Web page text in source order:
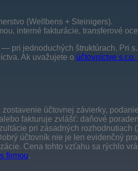
(Wellbens + Steinigers).
interné fakturácie, transferové
pri jednoduchých štruktúrach. Pri
Ak uvažujete o účtovníctve
účtovnej závierky,
fakturuje zvlášť: daňové
pri zásadných rozhodnutiach
účtovník nie je len evidenčný
Cena tohto vzťahu sa rýchlo
firmou.